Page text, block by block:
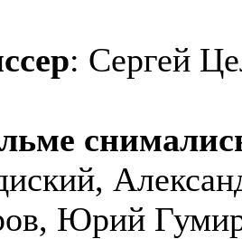
: Сергей
Юрий